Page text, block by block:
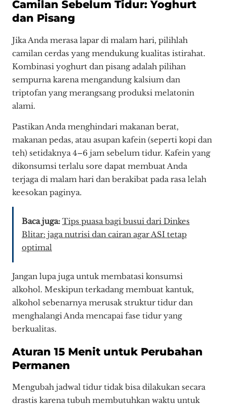
Camilan Sebelum Tidur: Yoghurt
dan Pisang
Jika Anda merasa lapar di malam hari, pilihlah
camilan cerdas yang mendukung kualitas istirahat.
Kombinasi yoghurt dan pisang adalah pilihan
sempurna karena mengandung kalsium dan
triptofan yang merangsang produksi melatonin
alami.
Pastikan Anda menghindari makanan berat,
makanan pedas, atau asupan kafein (seperti kopi dan
teh) setidaknya 4–6 jam sebelum tidur. Kafein yang
dikonsumsi terlalu sore dapat membuat Anda
terjaga di malam hari dan berakibat pada rasa lelah
keesokan paginya.
Baca juga: Tips puasa bagi busui dari Dinkes
Blitar: jaga nutrisi dan cairan agar ASI tetap
optimal
Jangan lupa juga untuk membatasi konsumsi
alkohol. Meskipun terkadang membuat kantuk,
alkohol sebenarnya merusak struktur tidur dan
menghalangi Anda mencapai fase tidur yang
berkualitas.
Aturan 15 Menit untuk Perubahan
Permanen
Mengubah jadwal tidur tidak bisa dilakukan secara
drastis karena tubuh membutuhkan waktu untuk